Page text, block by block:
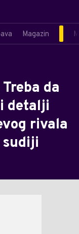
Magazin
da
detalji
rivala
sudiji